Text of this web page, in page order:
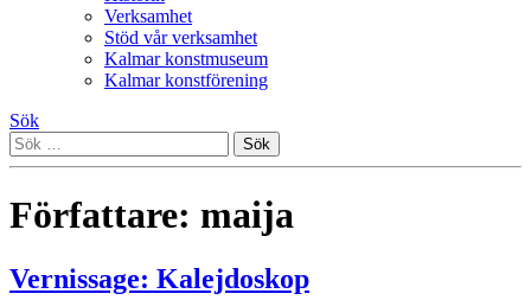
Verksamhet
Stöd vår verksamhet
Kalmar konstmuseum
Kalmar konstförening
Sök
Sök
efter:
Författare: maija
Vernissage: Kalejdoskop